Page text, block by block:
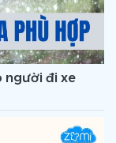
người đi xe